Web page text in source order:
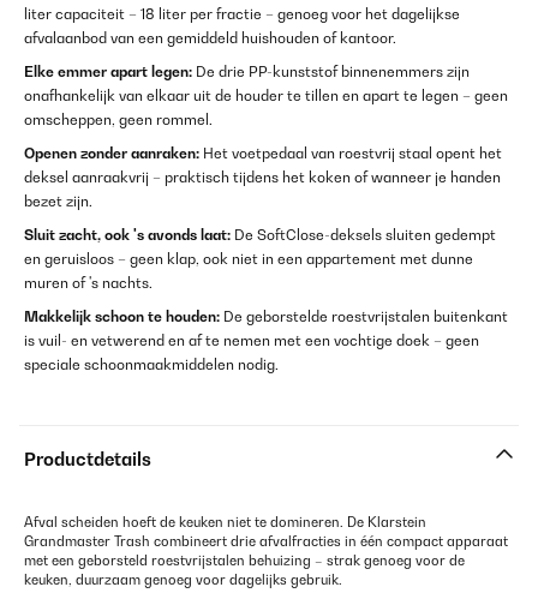
liter capaciteit – 18 liter per fractie – genoeg voor het dagelijkse
afvalaanbod van een gemiddeld huishouden of kantoor.
Elke emmer apart legen: De drie PP-kunststof binnenemmers zijn
onafhankelijk van elkaar uit de houder te tillen en apart te legen – geen
omscheppen, geen rommel.
Openen zonder aanraken: Het voetpedaal van roestvrij staal opent het
deksel aanraakvrij – praktisch tijdens het koken of wanneer je handen
bezet zijn.
Sluit zacht, ook 's avonds laat: De SoftClose-deksels sluiten gedempt
en geruisloos – geen klap, ook niet in een appartement met dunne
muren of 's nachts.
Makkelijk schoon te houden: De geborstelde roestvrijstalen buitenkant
is vuil- en vetwerend en af te nemen met een vochtige doek – geen
speciale schoonmaakmiddelen nodig.
Productdetails
Afval scheiden hoeft de keuken niet te domineren. De Klarstein
Grandmaster Trash combineert drie afvalfracties in één compact apparaat
met een geborsteld roestvrijstalen behuizing – strak genoeg voor de
keuken, duurzaam genoeg voor dagelijks gebruik.